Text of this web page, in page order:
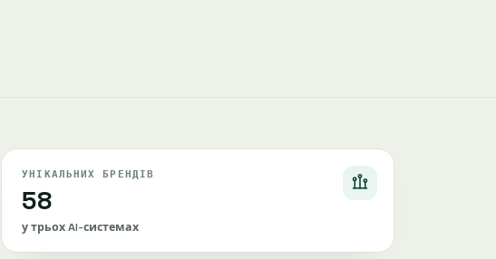
УНІКАЛЬНИХ БРЕНДІВ
58
у трьох AI-системах